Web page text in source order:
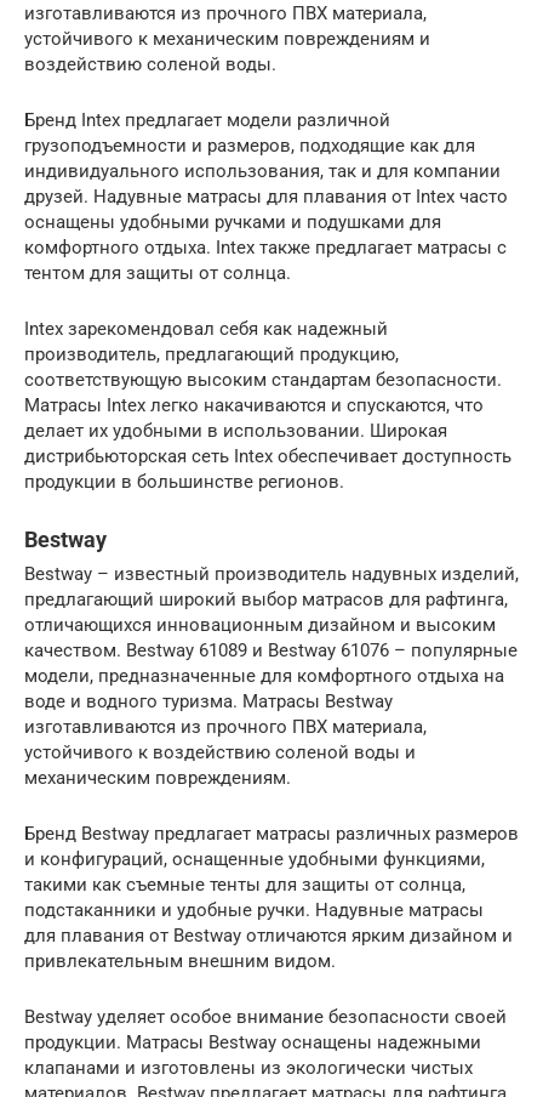
изготавливаются из прочного ПВХ материала,
устойчивого к механическим повреждениям и
воздействию соленой воды.
Бренд Intex предлагает модели различной
грузоподъемности и размеров, подходящие как для
индивидуального использования, так и для компании
друзей. Надувные матрасы для плавания от Intex часто
оснащены удобными ручками и подушками для
комфортного отдыха. Intex также предлагает матрасы с
тентом для защиты от солнца.
Intex зарекомендовал себя как надежный
производитель, предлагающий продукцию,
соответствующую высоким стандартам безопасности.
Матрасы Intex легко накачиваются и спускаются, что
делает их удобными в использовании. Широкая
дистрибьюторская сеть Intex обеспечивает доступность
продукции в большинстве регионов.
Bestway
Bestway – известный производитель надувных изделий,
предлагающий широкий выбор матрасов для рафтинга,
отличающихся инновационным дизайном и высоким
качеством. Bestway 61089 и Bestway 61076 – популярные
модели, предназначенные для комфортного отдыха на
воде и водного туризма. Матрасы Bestway
изготавливаются из прочного ПВХ материала,
устойчивого к воздействию соленой воды и
механическим повреждениям.
Бренд Bestway предлагает матрасы различных размеров
и конфигураций, оснащенные удобными функциями,
такими как съемные тенты для защиты от солнца,
подстаканники и удобные ручки. Надувные матрасы
для плавания от Bestway отличаются ярким дизайном и
привлекательным внешним видом.
Bestway уделяет особое внимание безопасности своей
продукции. Матрасы Bestway оснащены надежными
клапанами и изготовлены из экологически чистых